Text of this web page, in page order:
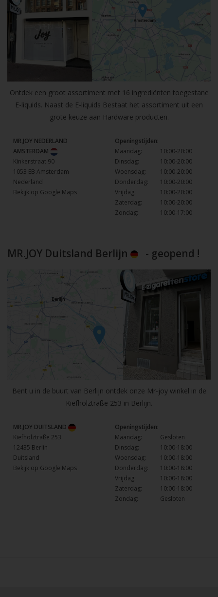
Ontdek een groot assortiment met 16 ingrediënten toegestane
E-liquids. Naast de E-liquids Bestaat het assortiment uit een
grote keuze aan Hardware producten.
MR.JOY NEDERLAND
AMSTERDAM
Kinkerstraat 90
1053 EB Amsterdam
Nederland
Bekijk op Google Maps
Openingstijden:
Maandag:
10:00-20:00
Dinsdag:
10:00-20:00
Woensdag:
10:00-20:00
Donderdag:
10:00-20:00
Vrijdag:
10:00-20:00
Zaterdag:
10:00-20:00
Zondag:
10:00-17:00
MR.JOY Duitsland Berlijn - geopend !
Bent u in de buurt van Berlijn ontdek onze Mr-joy winkel in de
Kiefholztraße 253 in Berlijn.
MR.JOY DUITSLAND
Kiefholztraße 253
12435 Berlin
Duitsland
Bekijk op Google Maps
Openingstijden:
Maandag:
Gesloten
Dinsdag:
10:00-18:00
Woensdag:
10:00-18:00
Donderdag:
10:00-18:00
Vrijdag:
10:00-18:00
Zaterdag:
10:00-18:00
Zondag:
Gesloten